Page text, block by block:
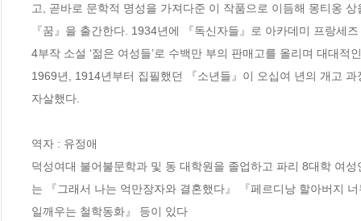
고, 곧바로 문학적 명성을 가져다준 이 작품으로 이듬해 몽티옹
『꿈』을 출간한다. 1934년에 『독신자들』로 아카데미 프랑세
4부작 소설 ‘젊은 여성들’로 수백만 부의 판매고를 올리며 대대
1969년, 1914년부터 집필했던 『소년들』이 오십여 년의 개고
자살했다.
역자 : 유정애
덕성여대 불어불문학과 및 동 대학원을 졸업하고 파리 8대학 여
는 『그래서 나는 억만장자와 결혼했다』 『페르디낭 할아버지
일깨우는 철학동화』 등이 있다